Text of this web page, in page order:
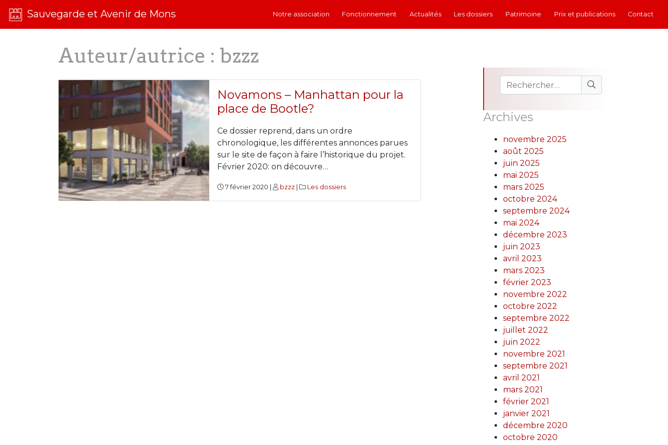
Sauvegarde et Avenir de Mons Notre association Fonctionnement Actualités Les dossiers Patrimoine Prix et publications Contact
Auteur/autrice : bzzz
Novamons – Manhattan pour la
place de Bootle?
Ce dossier reprend, dans un ordre
chronologique, les différentes annonces parues
sur le site de façon à faire l’historique du projet.
Février 2020: on découvre…
7 février 2020 | bzzz | Les dossiers
Archives
novembre 2025
août 2025
juin 2025
mai 2025
mars 2025
octobre 2024
septembre 2024
mai 2024
décembre 2023
juin 2023
avril 2023
mars 2023
février 2023
novembre 2022
octobre 2022
septembre 2022
juillet 2022
juin 2022
novembre 2021
septembre 2021
avril 2021
mars 2021
février 2021
janvier 2021
décembre 2020
octobre 2020